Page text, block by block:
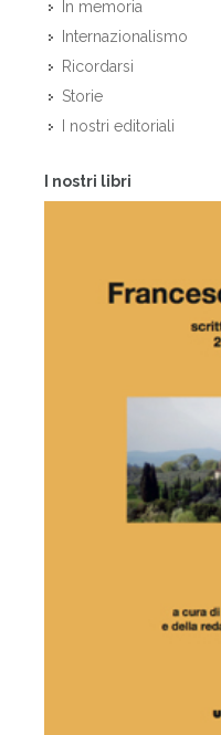
In memoria
Internazionalismo
Ricordarsi
Storie
I nostri editoriali
I nostri libri